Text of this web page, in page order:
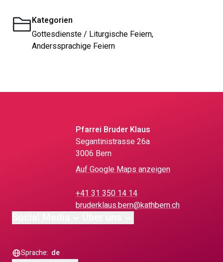
Kategorien
Gottesdienste / Liturgische Feiern,
Anderssprachige Feiern
Pfarrei Bruder Klaus
Segantinistrasse 26a
3006 Bern
Auf Google Maps anzeigen
+41 31 350 14 14
bruderklaus.bern@kathbern.ch
Sprache: de